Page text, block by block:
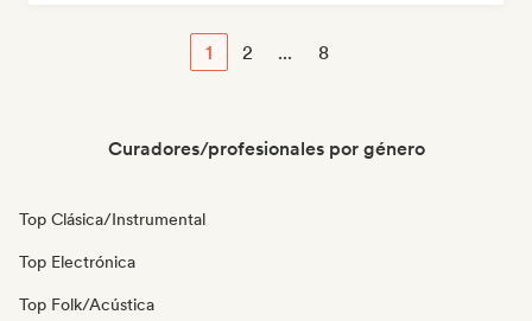
1 2 ... 8
Curadores/profesionales por género
Top Clásica/Instrumental
Top Electrónica
Top Folk/Acústica